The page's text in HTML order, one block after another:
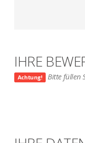
IHRE
Achtung! Bitte füllen